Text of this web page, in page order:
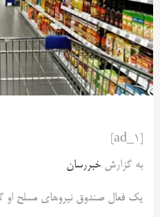
به گزارش خبررسان
یک فعال صندوق نیروهای مسلح او